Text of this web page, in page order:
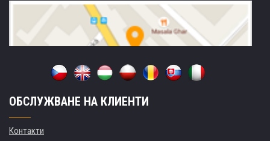
ОБСЛУЖВАНЕ НА КЛИЕНТИ
Контакти